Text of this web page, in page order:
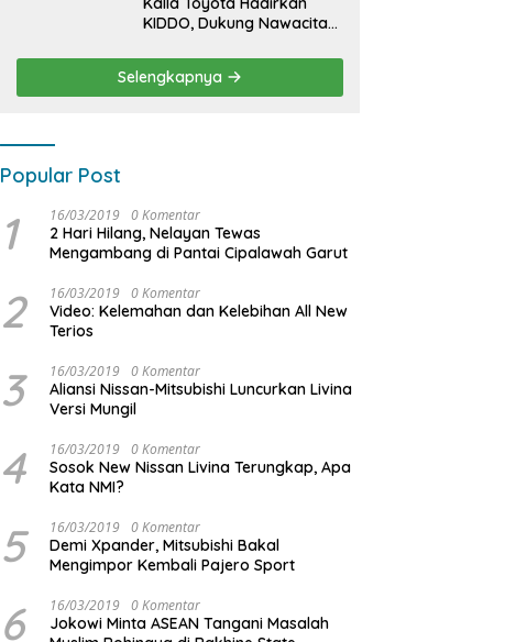
KIDDO, Dukung Nawacita
CiptakanPengalaman
Bermakna &
Menyenangkan bagi Anak
Selengkapnya
Popular Post
1 16/03/2019 0 Komentar
2 Hari Hilang, Nelayan Tewas
Mengambang di Pantai Cipalawah Garut
2 16/03/2019 0 Komentar
Video: Kelemahan dan Kelebihan All New
Terios
3 16/03/2019 0 Komentar
Aliansi Nissan-Mitsubishi Luncurkan Livina
Versi Mungil
4 16/03/2019 0 Komentar
Sosok New Nissan Livina Terungkap, Apa
Kata NMI?
5 16/03/2019 0 Komentar
Demi Xpander, Mitsubishi Bakal
Mengimpor Kembali Pajero Sport
6 16/03/2019 0 Komentar
Jokowi Minta ASEAN Tangani Masalah